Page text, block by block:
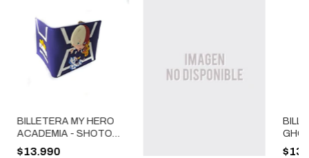
BILLETERA MY HERO
ACADEMIA - SHOTO
TODOROKI (GOMA)
$13.990